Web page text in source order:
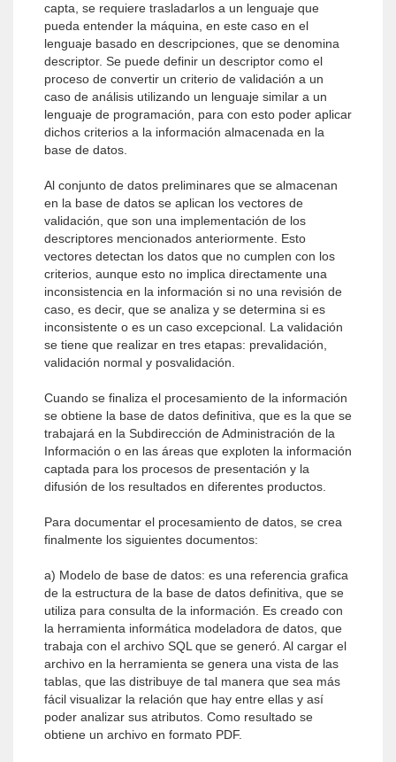
capta, se requiere trasladarlos a un lenguaje que
pueda entender la máquina, en este caso en el
lenguaje basado en descripciones, que se denomina
descriptor. Se puede definir un descriptor como el
proceso de convertir un criterio de validación a un
caso de análisis utilizando un lenguaje similar a un
lenguaje de programación, para con esto poder aplicar
dichos criterios a la información almacenada en la
base de datos.
Al conjunto de datos preliminares que se almacenan
en la base de datos se aplican los vectores de
validación, que son una implementación de los
descriptores mencionados anteriormente. Esto
vectores detectan los datos que no cumplen con los
criterios, aunque esto no implica directamente una
inconsistencia en la información si no una revisión de
caso, es decir, que se analiza y se determina si es
inconsistente o es un caso excepcional. La validación
se tiene que realizar en tres etapas: prevalidación,
validación normal y posvalidación.
Cuando se finaliza el procesamiento de la información
se obtiene la base de datos definitiva, que es la que se
trabajará en la Subdirección de Administración de la
Información o en las áreas que exploten la información
captada para los procesos de presentación y la
difusión de los resultados en diferentes productos.
Para documentar el procesamiento de datos, se crea
finalmente los siguientes documentos:
a) Modelo de base de datos: es una referencia grafica
de la estructura de la base de datos definitiva, que se
utiliza para consulta de la información. Es creado con
la herramienta informática modeladora de datos, que
trabaja con el archivo SQL que se generó. Al cargar el
archivo en la herramienta se genera una vista de las
tablas, que las distribuye de tal manera que sea más
fácil visualizar la relación que hay entre ellas y así
poder analizar sus atributos. Como resultado se
obtiene un archivo en formato PDF.